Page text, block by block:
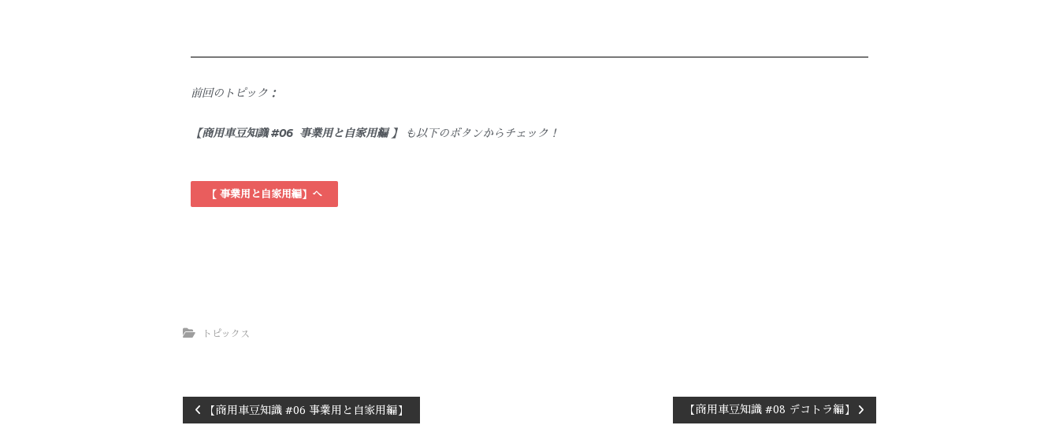
前回のトピック：
【商用車豆知識 #06 事業用と自家用編 】 も以下のボタンからチェック！
【 事業用と自家用編】へ
トピックス
【商用車豆知識 #06 事業用と自家用編】 【商用車豆知識 #08 デコトラ編】